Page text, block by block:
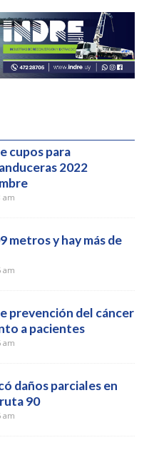
cupos para
2022
am
metros y hay más de
am
prevención del cáncer
a pacientes
am
daños parciales en
90
am